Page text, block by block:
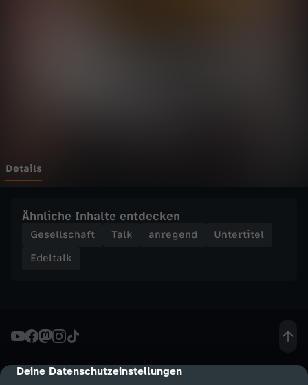
cmp-dialog-description
Deine Datenschutzeinstellungen
B
t
i
n
Details
Ähnliche Inhalte entdecken
Gesellschaft Talk anregend
Untertitel
Edeltalk